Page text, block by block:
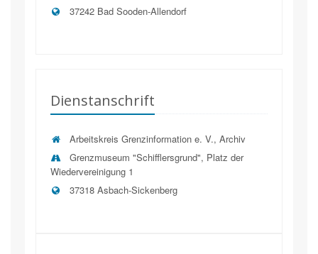
37242 Bad Sooden-Allendorf
Dienstanschrift
Arbeitskreis Grenzinformation e. V., Archiv
Grenzmuseum "Schifflersgrund", Platz der
Wiedervereinigung 1
37318 Asbach-Sickenberg